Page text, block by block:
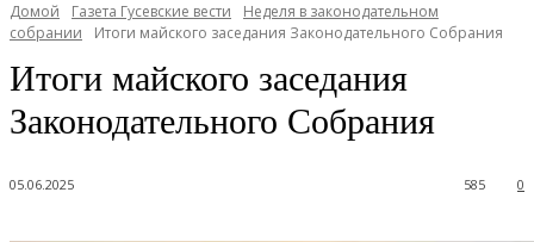
Домой Газета Гусевские вести
Неделя в законодательном
собрании
Итоги майского заседания Законодательного Собрания
Итоги майского заседания
Законодательного Собрания
05.06.2025 0
585